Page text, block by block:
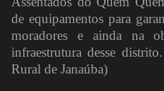
de equipamentos para
moradores e ainda na
infraestrutura desse
Rural de Janaúba)